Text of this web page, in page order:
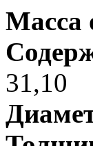
Масса
31,10